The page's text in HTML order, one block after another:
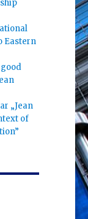
Eastern
„Jean
of